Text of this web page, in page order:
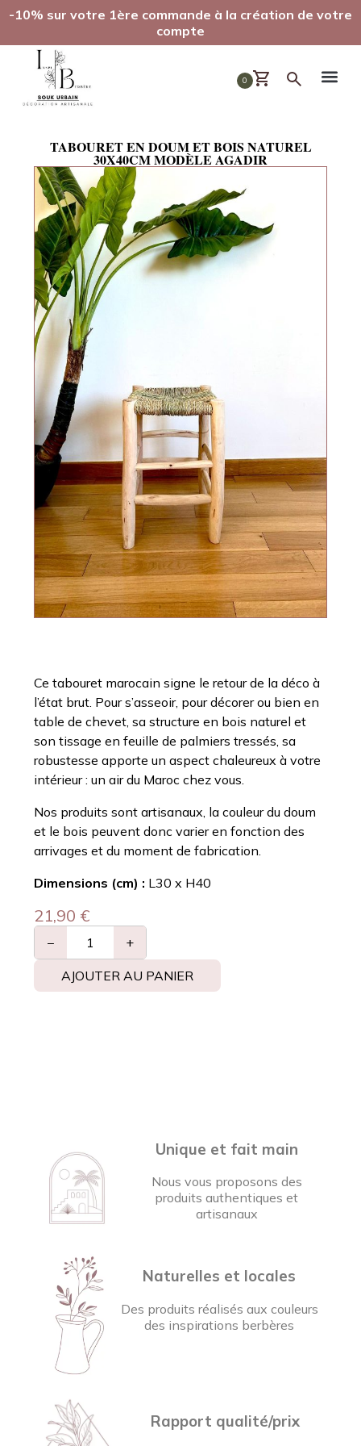
-10% sur votre 1ère commande à la création de votre
compte
0
TABOURET EN DOUM ET BOIS NATUREL
30X40CM MODÈLE AGADIR
Ce tabouret marocain signe le retour de la déco à
l’état brut. Pour s’asseoir, pour décorer ou bien en
table de chevet, sa structure en bois naturel et
son tissage en feuille de palmiers tressés, sa
robustesse apporte un aspect chaleureux à votre
intérieur : un air du Maroc chez vous.
Nos produits sont artisanaux, la couleur du doum
et le bois peuvent donc varier en fonction des
arrivages et du moment de fabrication.
Dimensions (cm) : L30 x H40
21,90 €
− +
AJOUTER AU PANIER
Unique et fait main
Nous vous proposons des
produits authentiques et
artisanaux
Naturelles et locales
Des produits réalisés aux couleurs
des inspirations berbères
Rapport qualité/prix